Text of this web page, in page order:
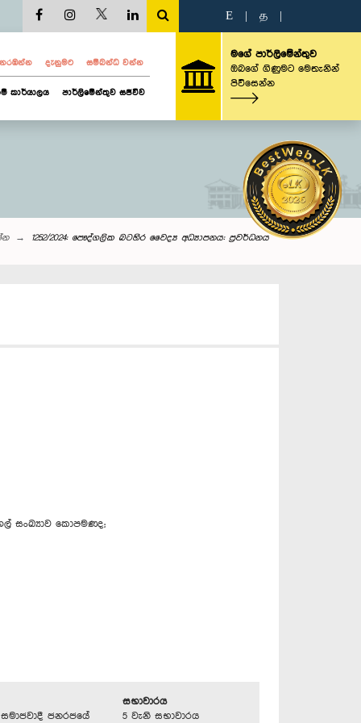
E த
දැනුමට සම්බන්ධ වන්න
කාර්යාලය පාර්ලිමේන්තුව සජීවීව
මගේ පාර්ලිමේන්තුව
ඔබගේ ගිණුමට මෙතැනින්
පිවිසෙන්න
1252/2024: පෞද්ගලික බටහිර වෛද්‍ය අධ්‍යාපනය: ප්‍රවර්ධනය
සංඛ්‍යාව කොපමණද;
සමාජවාදී ජනරජයේ
සභාවාරය
5 වැනි සභාවාරය